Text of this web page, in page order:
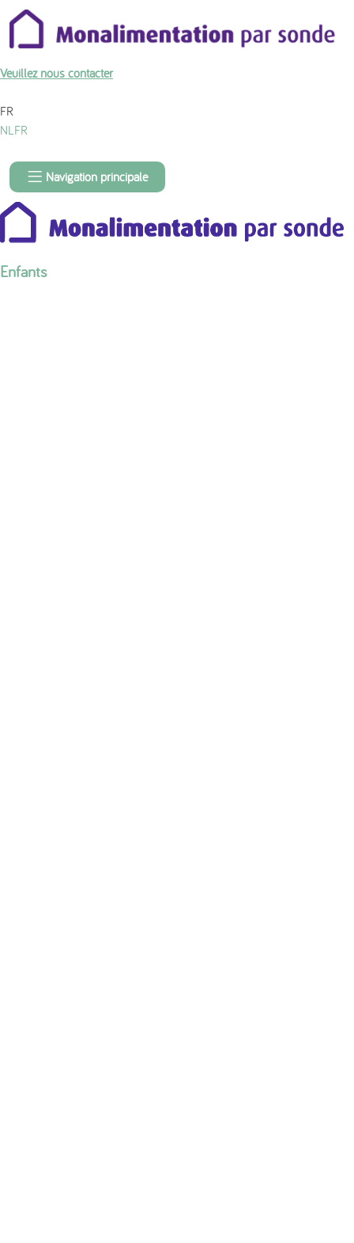
À propos du contenu de la page
Veuillez nous contacter
FR
NL FR
Navigation principale
Enfants